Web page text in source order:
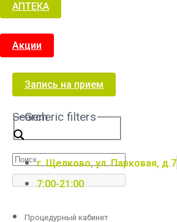
АПТЕКА
Акции
Запись на прием
Search
Generic filters
г. Щелково, ул. Парковая, д.7
7:00-21:00
Процедурный кабинет